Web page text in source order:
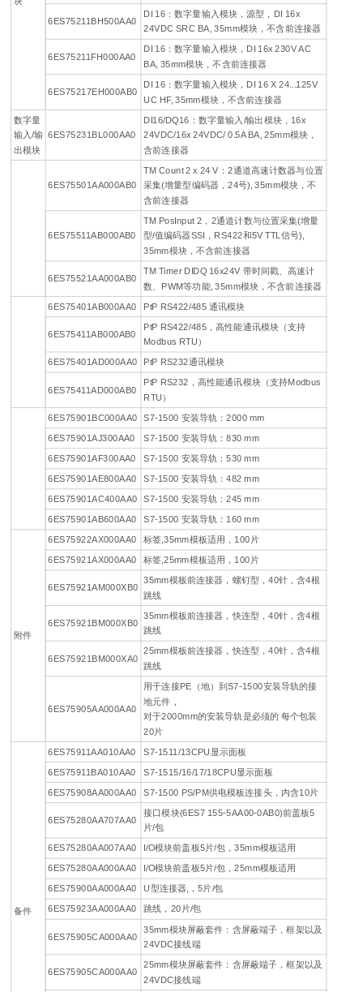
6ES75211BH500AA0
DI 16：数字量输入模块，源型，DI 16x
24VDC SRC BA, 35mm模块，不含前连接器
6ES75211FH000AA0
DI 16：数字量输入模块，DI 16x 230V AC
BA, 35mm模块，不含前连接器
6ES75217EH000AB0
DI 16：数字量输入模块，DI 16 X 24...125V
UC HF, 35mm模块，不含前连接器
数字量
输入/输
出模块
6ES75231BL000AA0
DI16/DQ16：数字量输入/输出模块，16x
24VDC/16x 24VDC/ 0.5A BA, 25mm模块，
含前连接器
6ES75501AA000AB0
TM Count 2 x 24 V：2通道高速计数器与位置
采集(增量型编码器，24号), 35mm模块，不
含前连接器
6ES75511AB000AB0
TM PosInput 2，2通道计数与位置采集(增量
型/值编码器SSI，RS422和5V TTL信号),
35mm模块，不含前连接器
6ES75521AA000AB0
TM Timer DIDQ 16x24V 带时间戳、高速计
数、PWM等功能, 35mm模块，不含前连接器
6ES75401AB000AA0
PtP RS422/485 通讯模块
6ES75411AB000AB0
PtP RS422/485，高性能通讯模块（支持
Modbus RTU）
6ES75401AD000AA0
PtP RS232通讯模块
6ES75411AD000AB0
PtP RS232，高性能通讯模块（支持Modbus
RTU）
6ES75901BC000AA0
S7-1500 安装导轨：2000 mm
6ES75901AJ300AA0
S7-1500 安装导轨：830 mm
6ES75901AF300AA0
S7-1500 安装导轨：530 mm
6ES75901AE800AA0
S7-1500 安装导轨：482 mm
6ES75901AC400AA0
S7-1500 安装导轨：245 mm
6ES75901AB600AA0 S7-1500 安装导轨：160 mm
附件
6ES75922AX000AA0
标签,35mm模板适用，100片
6ES75921AX000AA0
标签,25mm模板适用，100片
6ES75921AM000XB0
35mm模板前连接器，螺钉型，40针，含4根
跳线
6ES75921BM000XB0
35mm模板前连接器，快连型，40针，含4根
跳线
6ES75921BM000XA0
25mm模板前连接器，快连型，40针，含4根
跳线
6ES75905AA000AA0
用于连接PE（地）到S7-1500安装导轨的接
地元件，
对于2000mm的安装导轨是必须的 每个包装
20片
备件
6ES75911AA010AA0 S7-1511/13CPU显示面板
6ES75911BA010AA0
S7-1515/16/17/18CPU显示面板
6ES75908AA000AA0
S7-1500 PS/PM供电模板连接头，内含10片
6ES75280AA707AA0
接口模块(6ES7 155-5AA00-0AB0)前盖板5
片/包
6ES75280AA007AA0
I/O模块前盖板5片/包，35mm模板适用
6ES75280AA000AA0
I/O模块前盖板5片/包，25mm模板适用
6ES75900AA000AA0
U型连接器,，5片/包
6ES75923AA000AA0
跳线，20片/包
6ES75905CA000AA0
35mm模块屏蔽套件：含屏蔽端子，框架以及
24VDC接线端
6ES75905CA000AA0
25mm模块屏蔽套件：含屏蔽端子，框架以及
24VDC接线端